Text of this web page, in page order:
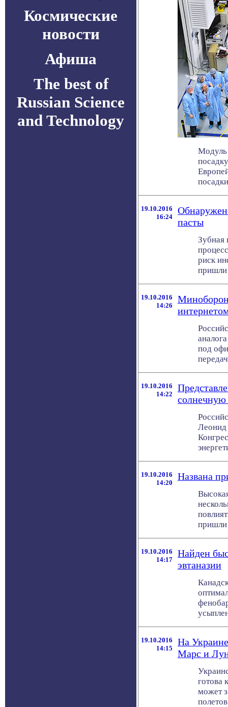
Космические
новости
Афиша
The best of
Russian Science
and Technology
Модуль
19.10.2016
16:24
пасты
Зубная
риск
пришли
19.10.2016
14:26
под
19.10.2016
14:22
солнечную
Леонид
19.10.2016
14:20
Названа
пришли
19.10.2016
14:17
Найден
эвтаназии
19.10.2016
14:15
На
Марс и
готова
может